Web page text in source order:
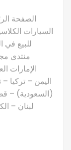
السيارات
للبيع في
منتدى
الإمارات
اليمن – تركيا
(السعودية) –
لبنان –